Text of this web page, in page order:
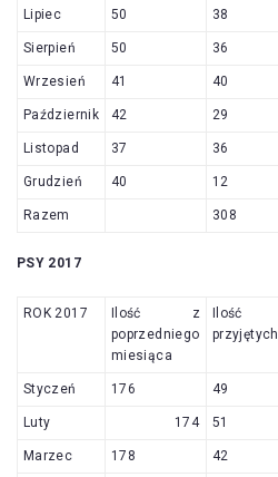
Lipiec 50 38
Sierpień 50 36
Wrzesień 41 40
Październik 42 29
Listopad 37 36
Grudzień 40 12
Razem 308
PSY 2017
ROK 2017
Ilość z
poprzedniego
miesiąca
Ilość
przyjętych
Styczeń 176 49
Luty 174 51
Marzec 178 42